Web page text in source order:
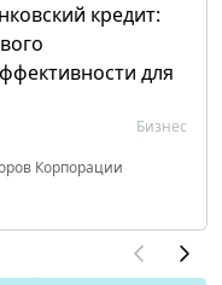
кредит:
для
Бизнес
Корпорации